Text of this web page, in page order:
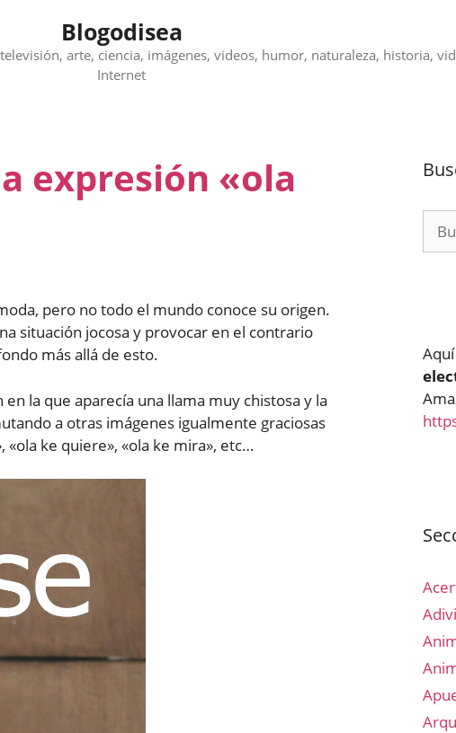
Blogodisea
arte, ciencia, imágenes, videos, humor, naturaleza, historia,
Internet
expresión «ola
pero no todo el mundo conoce su origen.
situación jocosa y provocar en el contrario
más allá de esto.
la que aparecía una llama muy chistosa y la
a otras imágenes igualmente graciosas
«ola ke quiere», «ola ke mira», etc…